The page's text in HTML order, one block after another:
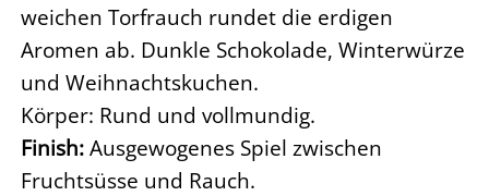
weichen Torfrauch rundet die erdigen
Aromen ab. Dunkle Schokolade, Winterwürze
und Weihnachtskuchen.
Körper: Rund und vollmundig.
Finish:Ausgewogenes Spiel zwischen
Fruchtsüsse und Rauch.